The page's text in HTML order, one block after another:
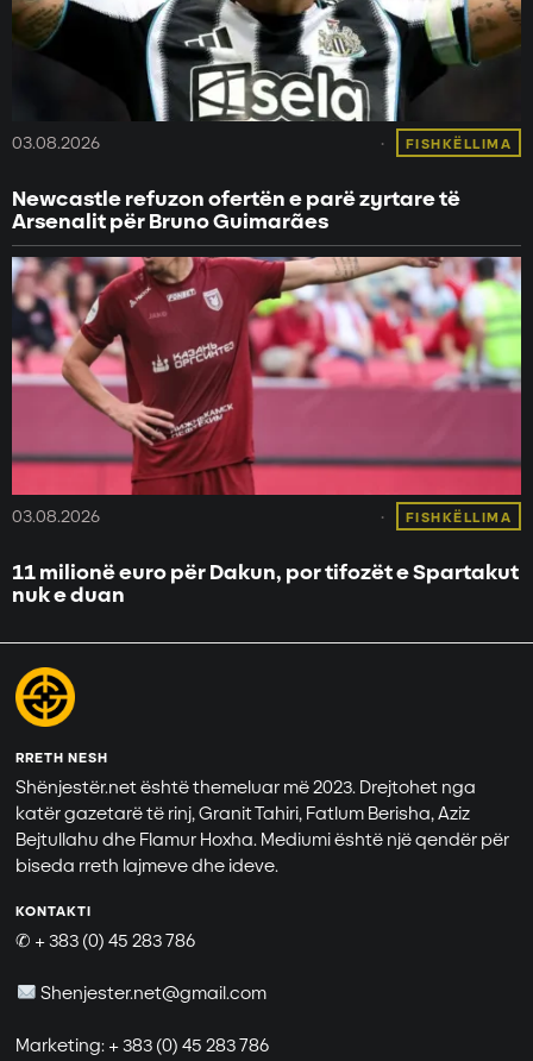
03.08.2026 FISHKËLLIMA
Newcastle refuzon ofertën e parë zyrtare të
Arsenalit për Bruno Guimarães
03.08.2026 FISHKËLLIMA
11 milionë euro për Dakun, por tifozët e Spartakut
nuk e duan
RRETH NESH
Shënjestër.net është themeluar më 2023. Drejtohet nga
katër gazetarë të rinj, Granit Tahiri, Fatlum Berisha, Aziz
Bejtullahu dhe Flamur Hoxha. Mediumi është një qendër për
biseda rreth lajmeve dhe ideve.
KONTAKTI
✆ + 383 (0) 45 283 786
Shenjester.net@gmail.com
Marketing: + 383 (0) 45 283 786